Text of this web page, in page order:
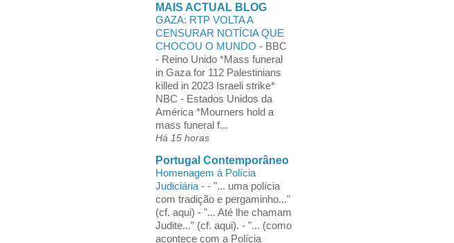
MAIS ACTUAL BLOG
GAZA: RTP VOLTA A
CENSURAR NOTÍCIA QUE
CHOCOU O MUNDO - BBC
- Reino Unido *Mass funeral
in Gaza for 112 Palestinians
killed in 2023 Israeli strike*
NBC - Estados Unidos da
América *Mourners hold a
mass funeral f...
Há 15 horas
Portugal Contemporâneo
Homenagem à Polícia
Judiciária - - "... uma polícia
com tradição e pergaminho..."
(cf. aqui) - "... Até lhe chamam
Judite..." (cf. aqui). - "... (como
acontece com a Polícia